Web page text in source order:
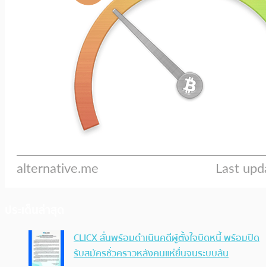
CLICX ลั่นพร้อมดำเนินคดีผู้ตั้งใจบิดหนี้ พร้อมปิด
รับสมัครชั่วคราวหลังคนแห่ยื่นจนระบบล้น